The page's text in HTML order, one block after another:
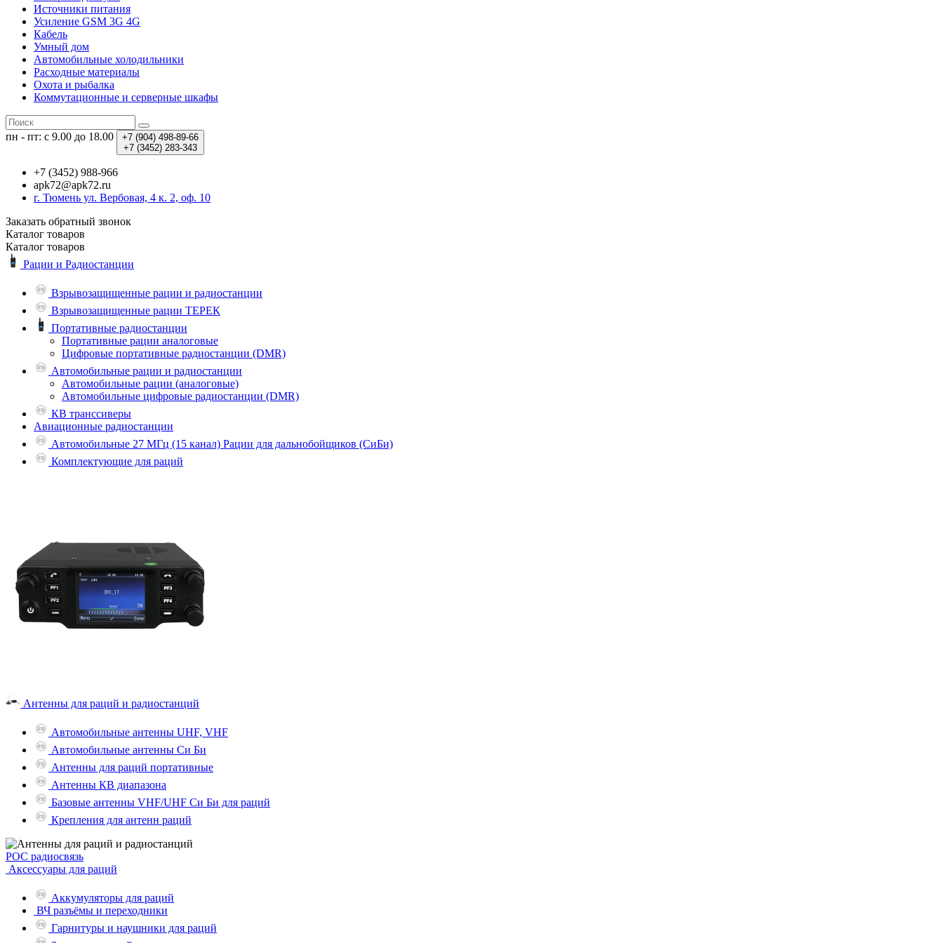
Источники питания
Усиление GSM 3G 4G
Кабель
Умный дом
Автомобильные холодильники
Расходные материалы
Охота и рыбалка
Коммутационные и серверные шкафы
пн - пт: с 9.00 до 18.00 +7 (904) 498-89-66
+7 (3452) 283-343
+7 (3452) 988-966
apk72@apk72.ru
г. Тюмень ул. Вербовая, 4 к. 2, оф. 10
Заказать обратный звонок
Каталог товаров
Каталог товаров
Рации и Радиостанции
Взрывозащищенные рации и радиостанции
Взрывозащищенные рации ТЕРЕК
Портативные радиостанции
Портативные рации аналоговые
Цифровые портативные радиостанции (DMR)
Автомобильные рации и радиостанции
Автомобильные рации (аналоговые)
Автомобильные цифровые радиостанции (DMR)
КВ транссиверы
Авиационные радиостанции
Автомобильные 27 МГц (15 канал) Рации для дальнобойщиков (СиБи)
Комплектующие для раций
Антенны для раций и радиостанций
Автомобильные антенны UHF, VHF
Автомобильные антенны Си Би
Антенны для раций портативные
Антенны КВ диапазона
Базовые антенны VHF/UHF Си Би для раций
Крепления для антенн раций
POC радиосвязь
Аксессуары для раций
Аккумуляторы для раций
ВЧ разъёмы и переходники
Гарнитуры и наушники для раций